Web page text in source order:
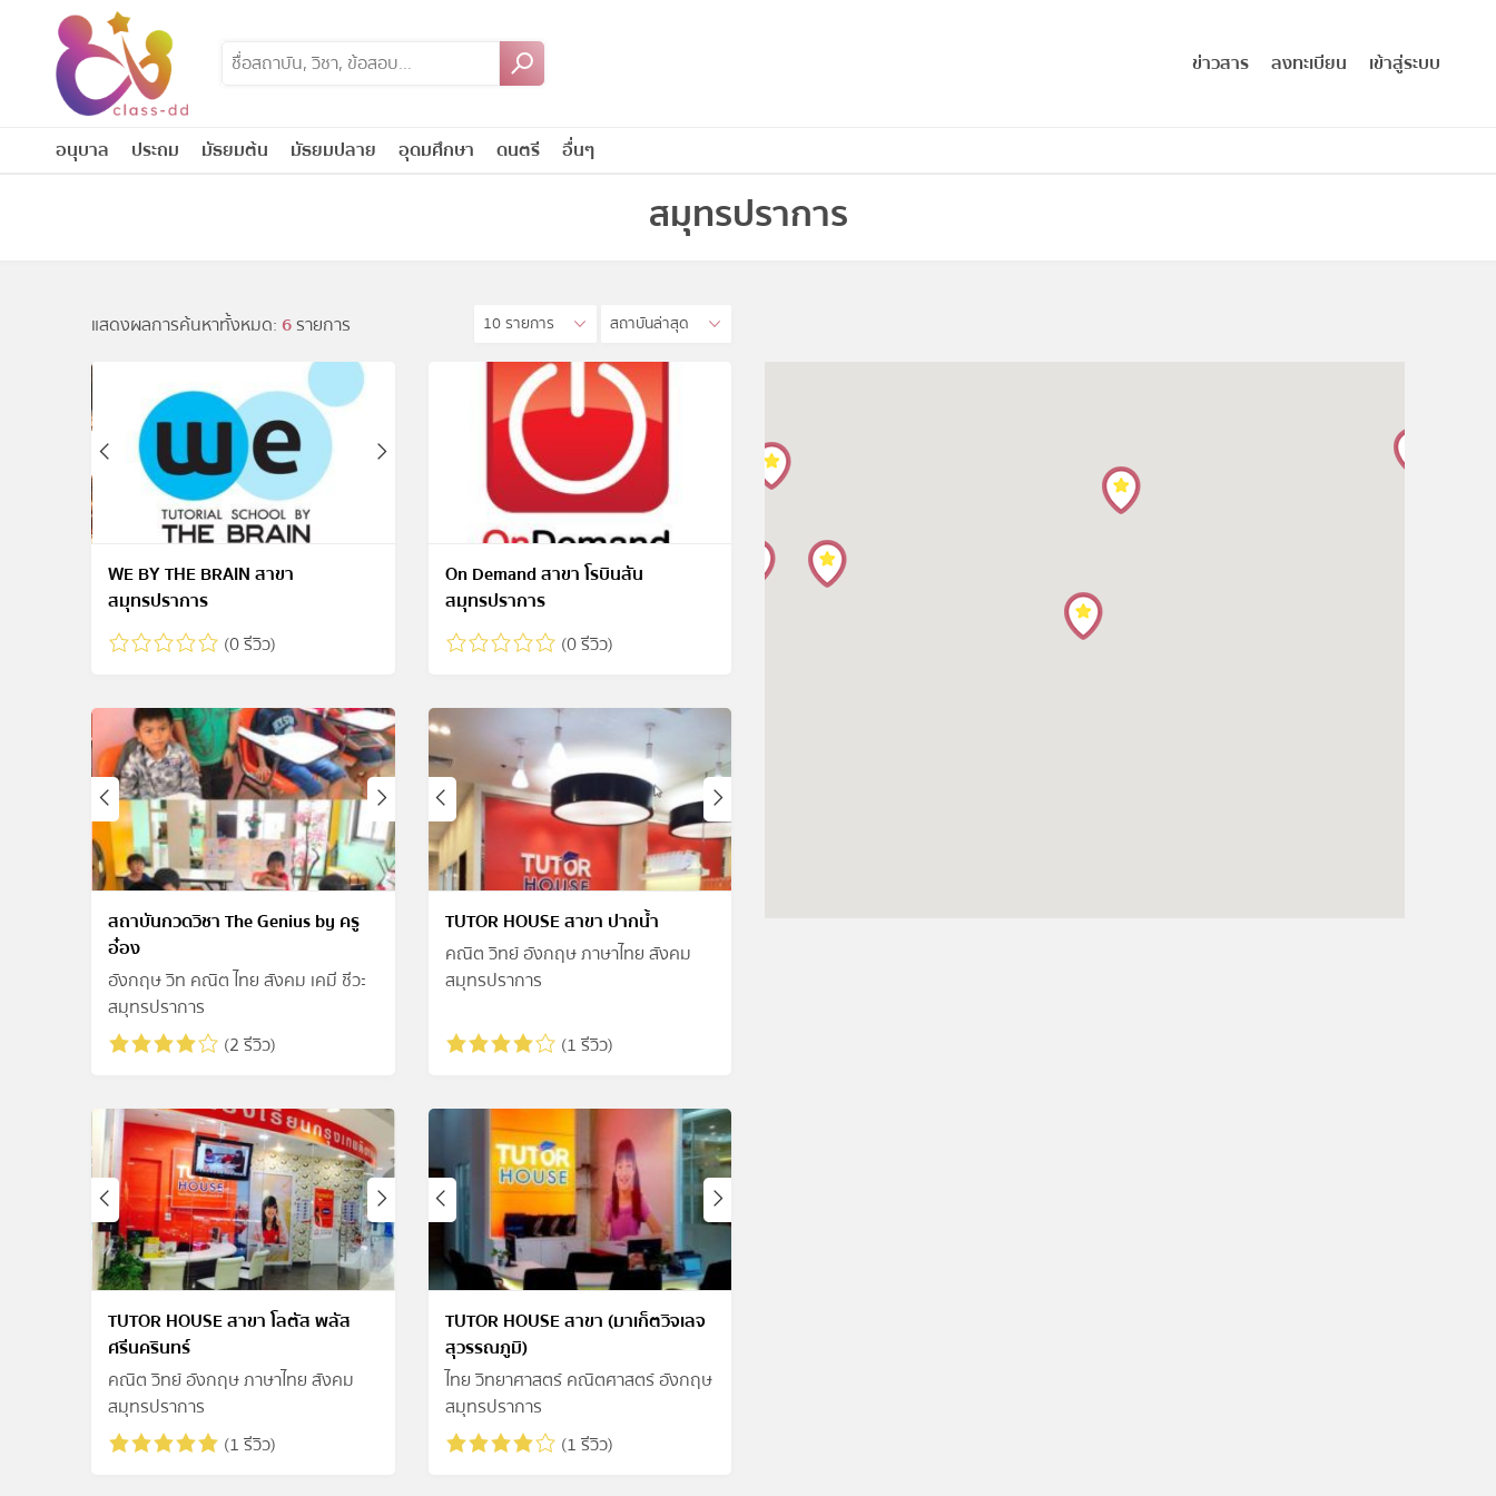
content
ข่าวสาร ลงทะเบียน เข้าสู่ระบบ
อนุบาล ประถม มัธยมต้น มัธยมปลาย อุดมศึกษา ดนตรี อื่นๆ
สมุทรปราการ
แสดงผลการค้นหาทั้งหมด: 6รายการ 10 รายการ สถาบันล่าสุด
WE BY THE BRAIN สาขา
สมุทรปราการ
(0 รีวิว)
On Demand สาขา โรบินสัน
สมุทรปราการ
(0 รีวิว)
สถาบันกวดวิชา The Genius by ครู
อ๋อง
อังกฤษ วิท คณิต ไทย สังคม เคมี ชีวะ
สมุทรปราการ
(2 รีวิว)
TUTOR HOUSE สาขา ปากน้ำ
คณิต วิทย์ อังกฤษ ภาษาไทย สังคม
สมุทรปราการ
(1 รีวิว)
TUTOR HOUSE สาขา โลตัส พลัส
ศรีนครินทร์
คณิต วิทย์ อังกฤษ ภาษาไทย สังคม
สมุทรปราการ
(1 รีวิว)
TUTOR HOUSE สาขา (มาเก็ตวิจเลจ
สุวรรณภูมิ)
ไทย วิทยาศาสตร์ คณิตศาสตร์ อังกฤษ
สมุทรปราการ
(1 รีวิว)